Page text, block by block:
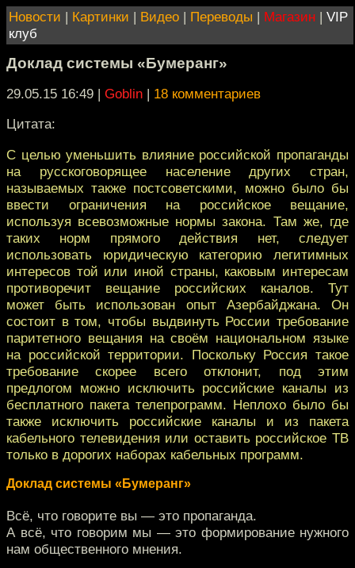
Новости | Картинки | Видео | Переводы | Магазин | VIP
клуб
Доклад системы «Бумеранг»
29.05.15 16:49 | Goblin | 18 комментариев
Цитата:
С целью уменьшить влияние российской пропаганды
на русскоговорящее население других стран,
называемых также постсоветскими, можно было бы
ввести ограничения на российское вещание,
используя всевозможные нормы закона. Там же, где
таких норм прямого действия нет, следует
использовать юридическую категорию легитимных
интересов той или иной страны, каковым интересам
противоречит вещание российских каналов. Тут
может быть использован опыт Азербайджана. Он
состоит в том, чтобы выдвинуть России требование
паритетного вещания на своём национальном языке
на российской территории. Поскольку Россия такое
требование скорее всего отклонит, под этим
предлогом можно исключить российские каналы из
бесплатного пакета телепрограмм. Неплохо было бы
также исключить российские каналы и из пакета
кабельного телевидения или оставить российское ТВ
только в дорогих наборах кабельных программ.
Доклад системы «Бумеранг»
Всё, что говорите вы — это пропаганда.
А всё, что говорим мы — это формирование нужного
нам общественного мнения.